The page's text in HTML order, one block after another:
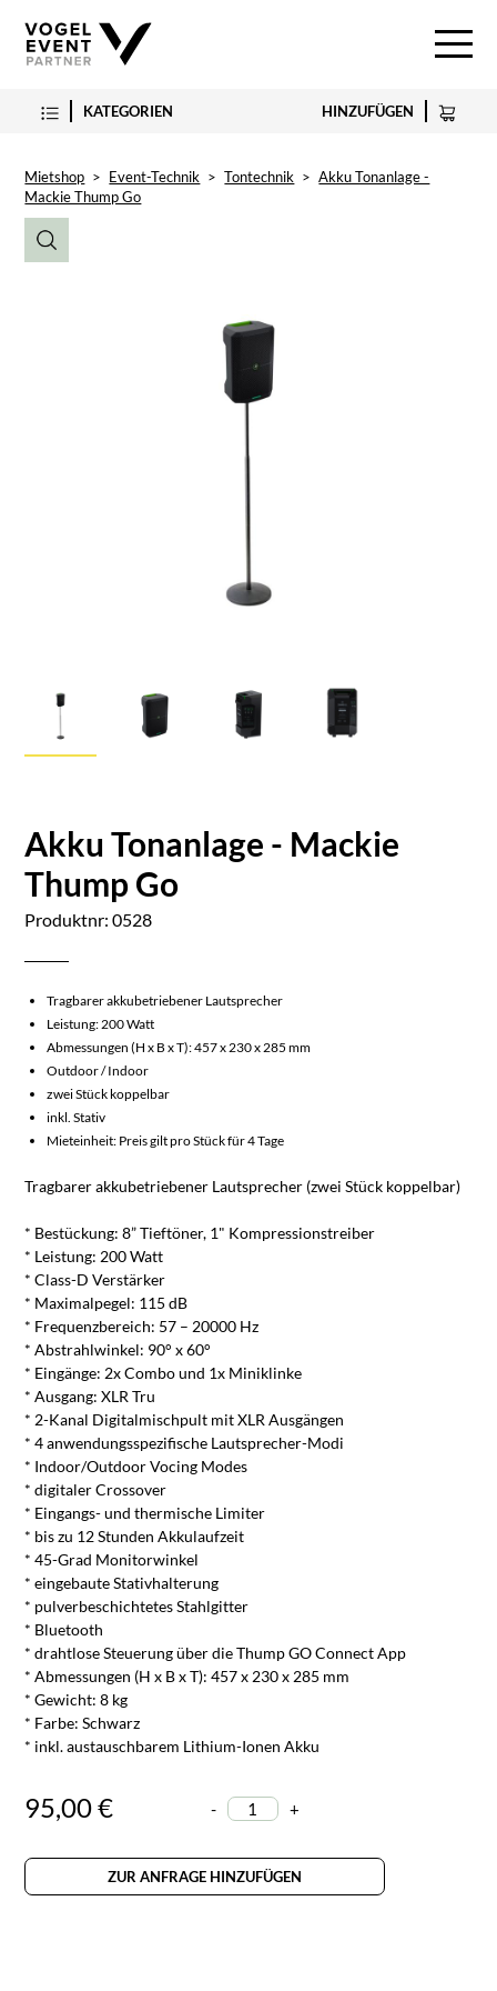
KATEGORIEN HINZUFÜGEN
Mietshop > Event-Technik > Tontechnik > Akku Tonanlage -
Mackie Thump Go
Akku Tonanlage - Mackie
Thump Go
Produktnr: 0528
Tragbarer akkubetriebener Lautsprecher
Leistung: 200 Watt
Abmessungen (H x B x T): 457 x 230 x 285 mm
Outdoor / Indoor
zwei Stück koppelbar
inkl. Stativ
Mieteinheit: Preis gilt pro Stück für 4 Tage
Tragbarer akkubetriebener Lautsprecher (zwei Stück koppelbar)
* Bestückung: 8” Tieftöner, 1" Kompressionstreiber
* Leistung: 200 Watt
* Class-D Verstärker
* Maximalpegel: 115 dB
* Frequenzbereich: 57 – 20000 Hz
* Abstrahlwinkel: 90° x 60°
* Eingänge: 2x Combo und 1x Miniklinke
* Ausgang: XLR Tru
* 2-Kanal Digitalmischpult mit XLR Ausgängen
* 4 anwendungsspezifische Lautsprecher-Modi
* Indoor/Outdoor Vocing Modes
* digitaler Crossover
* Eingangs- und thermische Limiter
* bis zu 12 Stunden Akkulaufzeit
* 45-Grad Monitorwinkel
* eingebaute Stativhalterung
* pulverbeschichtetes Stahlgitter
* Bluetooth
* drahtlose Steuerung über die Thump GO Connect App
* Abmessungen (H x B x T): 457 x 230 x 285 mm
* Gewicht: 8 kg
* Farbe: Schwarz
* inkl. austauschbarem Lithium-Ionen Akku
95,00 € - +
ZUR ANFRAGE HINZUFÜGEN